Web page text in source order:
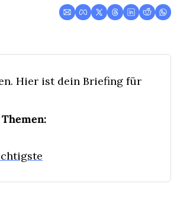
Hier ist dein Briefing für